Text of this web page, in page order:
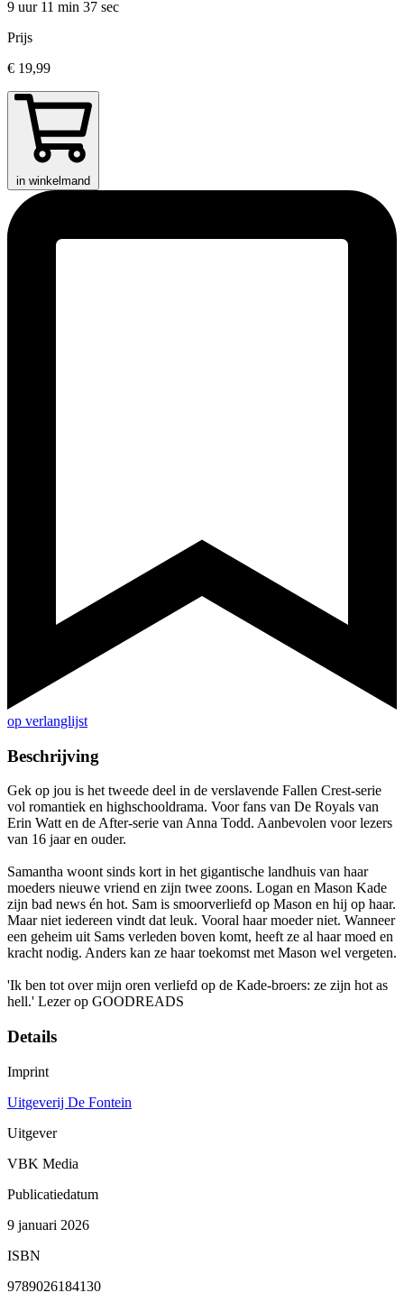
9 uur 11 min 37 sec
Prijs
€ 19,99
in winkelmand
op verlanglijst
Beschrijving
Gek op jou is het tweede deel in de verslavende Fallen Crest-serie
vol romantiek en highschooldrama. Voor fans van De Royals van
Erin Watt en de After-serie van Anna Todd. Aanbevolen voor lezers
van 16 jaar en ouder.
Samantha woont sinds kort in het gigantische landhuis van haar
moeders nieuwe vriend en zijn twee zoons. Logan en Mason Kade
zijn bad news én hot. Sam is smoorverliefd op Mason en hij op haar.
Maar niet iedereen vindt dat leuk. Vooral haar moeder niet. Wanneer
een geheim uit Sams verleden boven komt, heeft ze al haar moed en
kracht nodig. Anders kan ze haar toekomst met Mason wel vergeten.
'Ik ben tot over mijn oren verliefd op de Kade-broers: ze zijn hot as
hell.' Lezer op GOODREADS
Details
Imprint
Uitgeverij De Fontein
Uitgever
VBK Media
Publicatiedatum
9 januari 2026
ISBN
9789026184130